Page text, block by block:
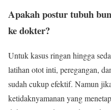
Apakah postur tubuh
ke dokter?
Untuk kasus ringan hingga
latihan otot inti, peregangan,
sudah cukup efektif. Namun
ketidaknyamanan yang